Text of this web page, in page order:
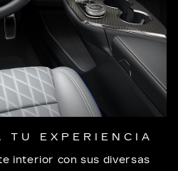
TU EXPERIENCIA
interior con sus diversas